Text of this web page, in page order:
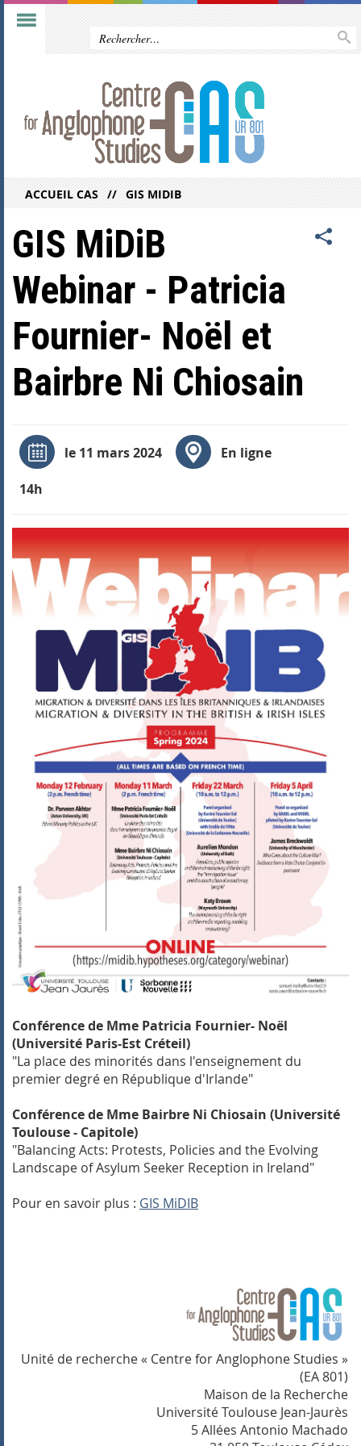
ACCUEIL CAS GIS MIDIB
GIS MiDiB
Webinar - Patricia
Fournier- Noël et
Bairbre Ni Chiosain
le 11 mars 2024
14h
En ligne
Conférence de Mme Patricia Fournier- Noël
(Université Paris-Est Créteil)
"La place des minorités dans l'enseignement du
premier degré en République d'Irlande"
Conférence de Mme Bairbre Ni Chiosain (Université
Toulouse - Capitole)
"Balancing Acts: Protests, Policies and the Evolving
Landscape of Asylum Seeker Reception in Ireland"
Pour en savoir plus : GIS MiDIB
Unité de recherche « Centre for Anglophone Studies »
(EA 801)
Maison de la Recherche
Université Toulouse Jean-Jaurès
5 Allées Antonio Machado